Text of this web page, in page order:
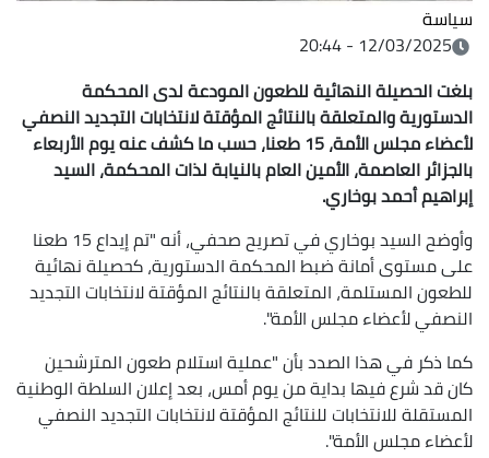
سياسة
12/03/2025 - 20:44
بلغت الحصيلة النهائية للطعون المودعة لدى المحكمة
الدستورية والمتعلقة بالنتائج المؤقتة لانتخابات التجديد النصفي
لأعضاء مجلس الأمة، 15 طعنا، حسب ما كشف عنه يوم الأربعاء
بالجزائر العاصمة، الأمين العام بالنيابة لذات المحكمة، السيد
إبراهيم أحمد بوخاري.
وأوضح السيد بوخاري في تصريح صحفي، أنه "تم إيداع 15 طعنا
على مستوى أمانة ضبط المحكمة الدستورية، كحصيلة نهائية
للطعون المستلمة، المتعلقة بالنتائج المؤقتة لانتخابات التجديد
النصفي لأعضاء مجلس الأمة".
كما ذكر في هذا الصدد بأن "عملية استلام طعون المترشحين
كان قد شرع فيها بداية من يوم أمس، بعد إعلان السلطة الوطنية
المستقلة للانتخابات للنتائج المؤقتة لانتخابات التجديد النصفي
لأعضاء مجلس الأمة".